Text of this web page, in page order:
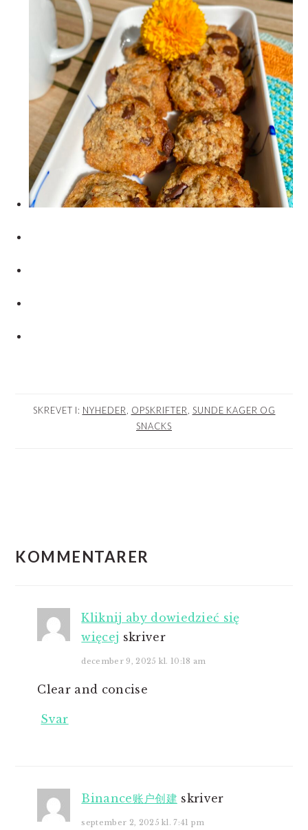
SKREVET I: NYHEDER OPSKRIFTER
SUNDE KAGER OG
SNACKS
LÆSERINTERAKTIONER
KOMMENTARER
Kliknij aby dowiedzieć się
więcej skriver
december 9, 2025 kl. 10:18 am
Clear and concise
Svar
Binance账户创建 skriver
september 2, 2025 kl. 7:41 pm